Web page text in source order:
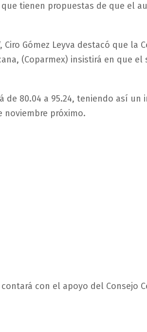
tienen propuestas de que el
Ciro Gómez Leyva destacó que la
(Coparmex) insistirá en que el
de 80.04 a 95.24, teniendo así un
noviembre próximo.
con el apoyo del Consejo